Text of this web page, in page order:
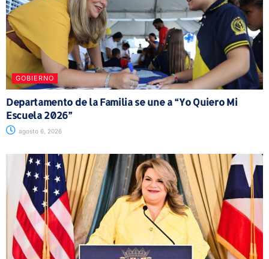
GOBIERNO
Departamento de la Familia se une a “Yo Quiero Mi
Escuela 2026”
agosto 6, 2026